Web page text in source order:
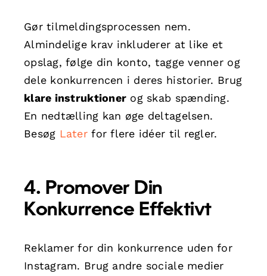
Gør tilmeldingsprocessen nem.
Almindelige krav inkluderer at like et
opslag, følge din konto, tagge venner og
dele konkurrencen i deres historier. Brug
klare instruktioner og skab spænding.
En nedtælling kan øge deltagelsen.
Besøg Laterfor flere idéer til regler.
4. Promover Din
Konkurrence Effektivt
Reklamer for din konkurrence uden for
Instagram. Brug andre sociale medier